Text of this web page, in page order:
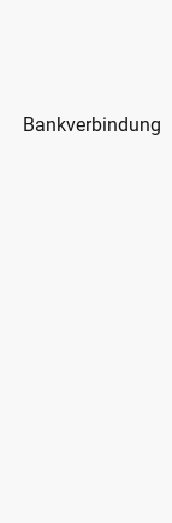
Bankverbindung